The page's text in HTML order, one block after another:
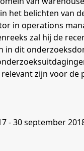
het belichten van
in operations
zal hij de
in dit
zijn voor de
- 30 september